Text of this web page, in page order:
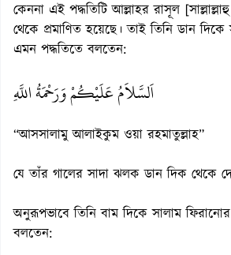
কেননা এই পদ্ধতিটি আল্লাহর রাসূল
থেকে প্রমাণিত হয়েছে। তাই তিনি ডান
এমন পদ্ধতিতে বলতেন:
اَلسَّلاَمُ عَلَيْكُمْ وَرَحْمَةُ اللَّهِ
“আসসালামু আলাইকুম ওয়া রহমাতুল্লাহ”
যে তাঁর গালের সাদা ঝলক ডান দিক থেকে
অনুরূপভাবে তিনি বাম দিকে সালাম
বলতেন: